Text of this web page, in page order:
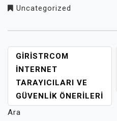
Uncategorized
YAZI
GEZINMESI
GIRISTRCOM
İNTERNET
TARAYICILARI VE
GÜVENLIK ÖNERILERI
Ara